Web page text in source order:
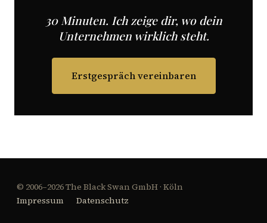
30 Minuten. Ich zeige dir, wo dein
Unternehmen wirklich steht.
Erstgespräch vereinbaren
© 2006–2026 The Black Swan GmbH · Köln
Impressum
Datenschutz